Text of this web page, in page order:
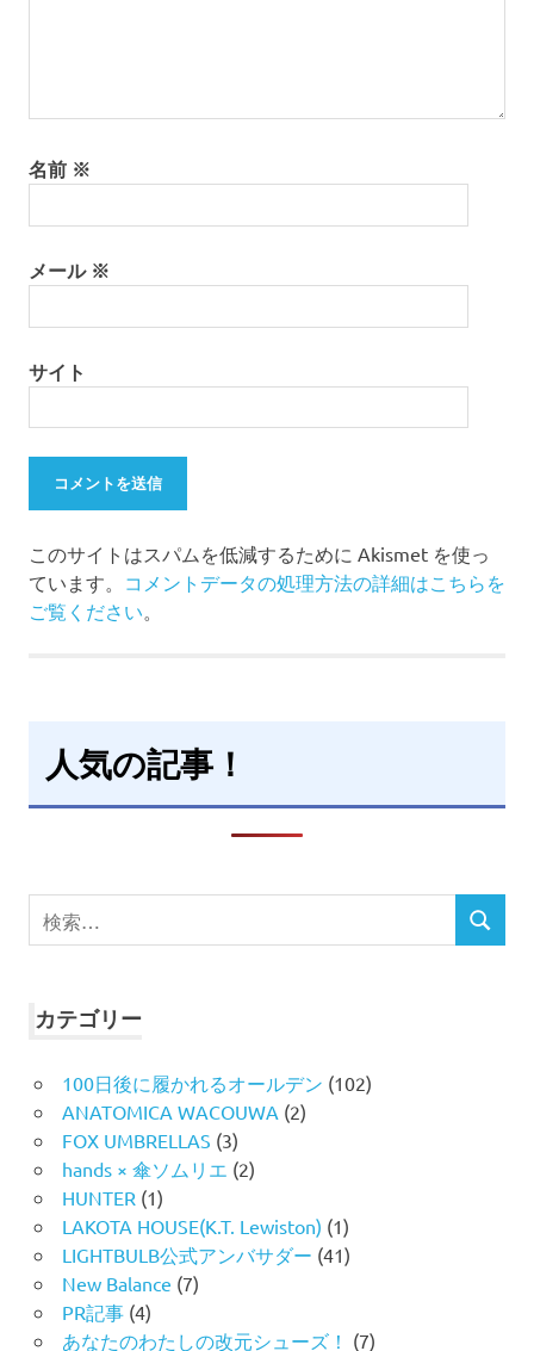
名前 ※
メール ※
サイト
このサイトはスパムを低減するために Akismet を使っ
ています。 コメントデータの処理方法の詳細はこちらを
ご覧ください。
人気の記事！
検
索
検
カテゴリー
100日後に履かれるオールデン (102)
ANATOMICA WACOUWA (2)
FOX UMBRELLAS (3)
hands × 傘ソムリエ (2)
HUNTER (1)
LAKOTA HOUSE(K.T. Lewiston) (1)
LIGHTBULB公式アンバサダー (41)
New Balance (7)
PR記事(4)
あなたのわたしの改元シューズ！ (7)